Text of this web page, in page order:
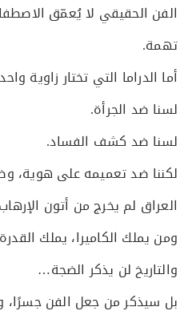
الفن الحقيقي لا يُعمّق
تهمة.
أما الدراما التي تختار
لسنا ضد الجرأة.
لسنا ضد كشف الفساد.
لكننا ضد تعميمه على هوية،
العراق لم يخرج من أتون
ومن يملك الكاميرا، يملك
والتاريخ لن يذكر الضجة…
بل سيذكر من جعل الفن جسرًا،